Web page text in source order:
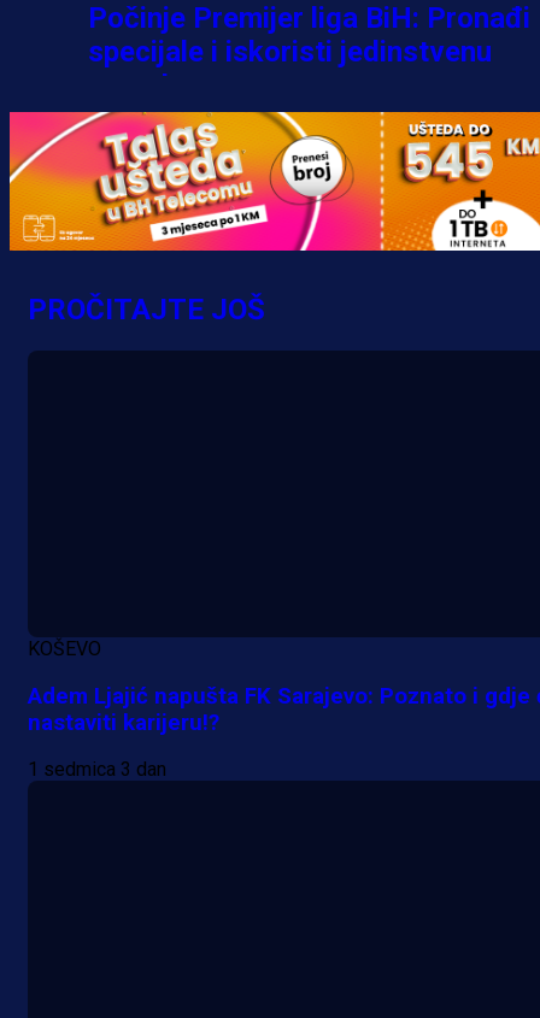
Počinje Premijer liga BiH: Pronađi
specijale i iskoristi jedinstvenu
ponudu
1 h 45 min
A Selekcija
Šta je Barbarez htio poručiti?
Njegova objava dolazi u veoma
zanimljivom trenutku!
PROČITAJTE JOŠ
KOŠEVO
Adem Ljajić napušta FK Sarajevo: Poznato i gdje
nastaviti karijeru!?
1 sedmica 3 dan